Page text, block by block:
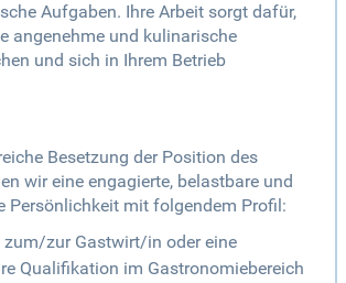
Aufgaben. Ihre Arbeit sorgt dafür,
angenehme und kulinarische
und sich in Ihrem Betrieb
Besetzung der Position des
wir eine engagierte, belastbare und
Persönlichkeit mit folgendem Profil:
zur Gastwirt/in oder eine
Qualifikation im Gastronomiebereich